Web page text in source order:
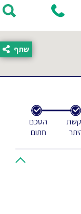
שתף
הסכם
חתום